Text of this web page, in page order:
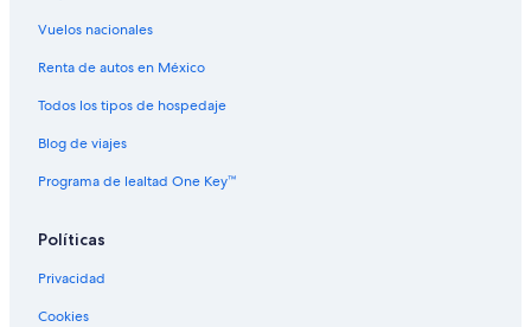
Vuelos nacionales
Renta de autos en México
Todos los tipos de hospedaje
Blog de viajes
Programa de lealtad One Key™
Políticas
Privacidad
Cookies